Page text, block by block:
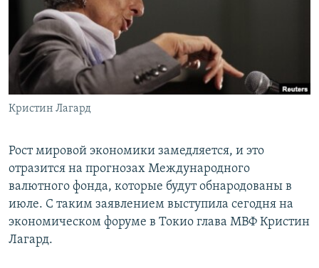
РАСПИСАНИЕ ВЕЩАНИЯ
ПОДПИШИТЕСЬ НА РАССЫЛКУ
СОЦИАЛЬНЫЕ СЕТИ
Все сайты РСЕ/РС
Кристин Лагард
Рост мировой экономики замедляется, и это
отразится на прогнозах Международного
валютного фонда, которые будут обнародованы в
июле. С таким заявлением выступила сегодня на
экономическом форуме в Токио глава МВФ Кристин
Лагард.